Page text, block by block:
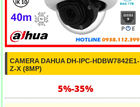
CAMERA DAHUA DH-IPC-HDBW7842E1-
Z-X (8MP)
5%-35%